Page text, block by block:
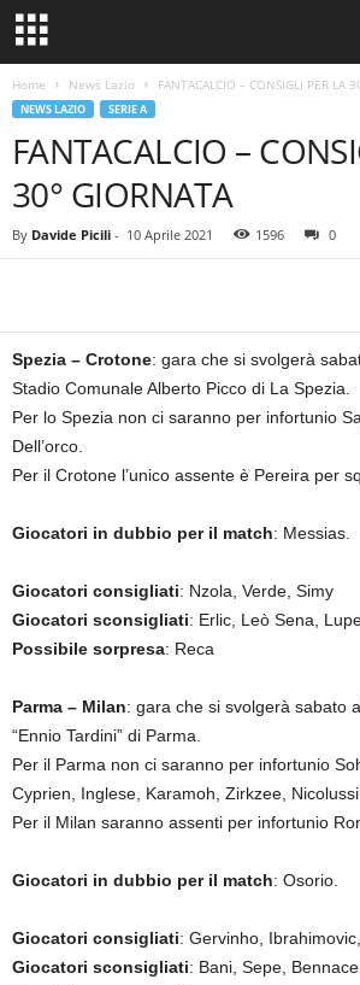
Home News Lazio FANTACALCIO – CONSIGLI PER LA
NEWS LAZIO SERIE A
FANTACALCIO –
30° GIORNATA
By Davide Picili - 10 Aprile 2021 1596 0
Spezia – Crotone: gara che si svolgerà
Stadio Comunale Alberto Picco di La Spezia.
Per lo Spezia non ci saranno per infortunio
Dell’orco.
Per il Crotone l’unico assente è Pereira per
Giocatori in dubbio per il match: Messias.
Giocatori consigliati: Nzola, Verde, Simy
Giocatori sconsigliati: Erlic, Leò Sena,
Possibile sorpresa: Reca
Parma – Milan: gara che si svolgerà sabato
“Ennio Tardini” di Parma.
Per il Parma non ci saranno per infortunio
Cyprien, Inglese, Karamoh, Zirkzee,
Per il Milan saranno assenti per infortunio
Giocatori in dubbio per il match: Osorio.
Giocatori consigliati: Gervinho,
Giocatori sconsigliati: Bani, Sepe,